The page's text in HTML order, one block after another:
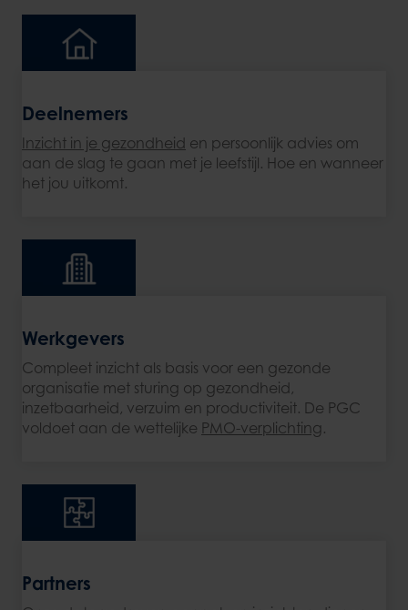
Deelnemers
Inzicht in je gezondheid en persoonlijk advies om
aan de slag te gaan met je leefstijl. Hoe en wanneer
het jou uitkomt.
Werkgevers
Compleet inzicht als basis voor een gezonde
organisatie met sturing op gezondheid,
inzetbaarheid, verzuim en productiviteit. De PGC
voldoet aan de wettelijke PMO-verplichting .
Partners